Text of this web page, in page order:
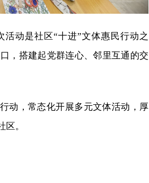
动是社区“十进”文体惠民行动之
，搭建起党群连心、邻里互通的交
动，常态化开展多元文体活动，厚
。